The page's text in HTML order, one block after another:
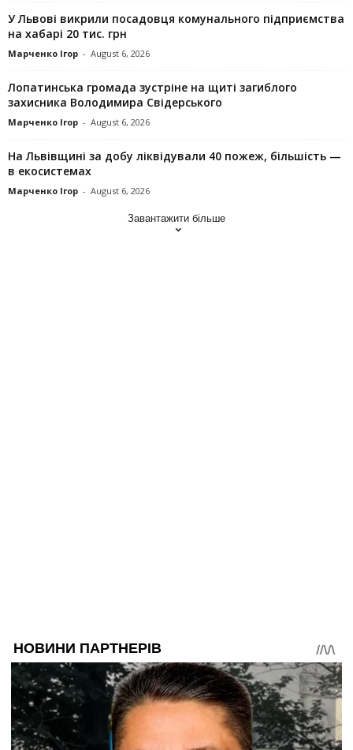
У Львові викрили посадовця комунального підприємства
на хабарі 20 тис. грн
Марченко Ігор - August 6, 2026
Лопатинська громада зустріне на щиті загиблого
захисника Володимира Свідерського
Марченко Ігор - August 6, 2026
На Львівщині за добу ліквідували 40 пожеж, більшість —
в екосистемах
Марченко Ігор - August 6, 2026
Завантажити більше